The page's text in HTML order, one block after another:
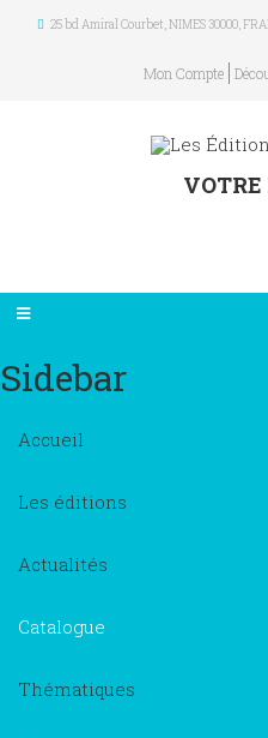
25 bd Amiral Courbet, NIMES 30000,
Mon Compte
Sidebar
Accueil
Les éditions
Actualités
Catalogue
Thématiques